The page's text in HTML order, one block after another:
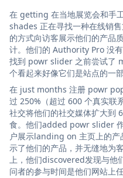
在 getting 在当地展览会和手
shades 正在寻找一种在线销
的方式向访客展示他们的产品
计。他们的 Authority Pro 没
找到 powr slider 之前尝试了
个看起来好像它们是站点的一
在 just months 注册 powr
过 250%（超过 600 个真实
社交将他们的社交媒体扩大到
食。他们added powr slider
户展示landing on 主页上的产
示了他们的产品，并无缝地为
上，他们discovered发现与他
问者的参与时间是他们网站上